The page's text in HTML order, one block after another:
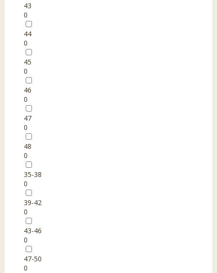
43
0
44
0
45
0
46
0
47
0
48
0
35-38
0
39-42
0
43-46
0
47-50
0